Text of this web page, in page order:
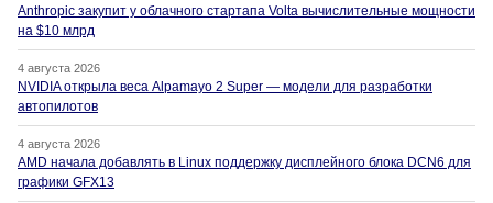
Anthropic закупит у облачного стартапа Volta вычислительные мощности
на $10 млрд
4 августа 2026
NVIDIA открыла веса Alpamayo 2 Super — модели для разработки
автопилотов
4 августа 2026
AMD начала добавлять в Linux поддержку дисплейного блока DCN6 для
графики GFX13